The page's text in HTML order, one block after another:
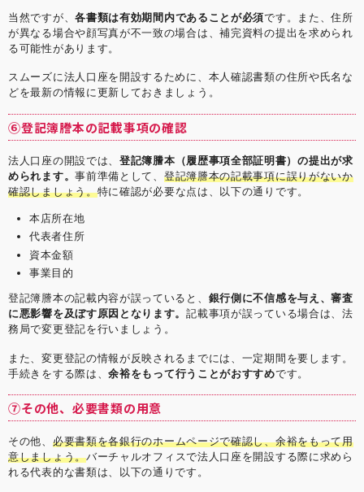
当然ですが、各書類は有効期間内であることが必須です。また、住所
が異なる場合や顔写真が不一致の場合は、補完資料の提出を求められ
る可能性があります。
スムーズに法人口座を開設するために、本人確認書類の住所や氏名な
どを最新の情報に更新しておきましょう。
⑥登記簿謄本の記載事項の確認
法人口座の開設では、 登記簿謄本（履歴事項全部証明書）の提出が求
められます。事前準備として、 登記簿謄本の記載事項に誤りがないか
確認しましょう。特に確認が必要な点は、以下の通りです。
本店所在地
代表者住所
資本金額
事業目的
登記簿謄本の記載内容が誤っていると、 銀行側に不信感を与え、審査
に悪影響を及ぼす原因となります。記載事項が誤っている場合は、法
務局で変更登記を行いましょう。
また、変更登記の情報が反映されるまでには、一定期間を要します。
手続きをする際は、余裕をもって行うことがおすすめです。
⑦その他、必要書類の用意
その他、 必要書類を各銀行のホームページで確認し、余裕をもって用
意しましょう。バーチャルオフィスで法人口座を開設する際に求めら
れる代表的な書類は、以下の通りです。